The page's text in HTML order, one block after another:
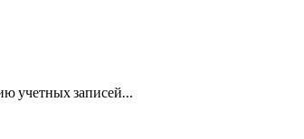
учетных записей…